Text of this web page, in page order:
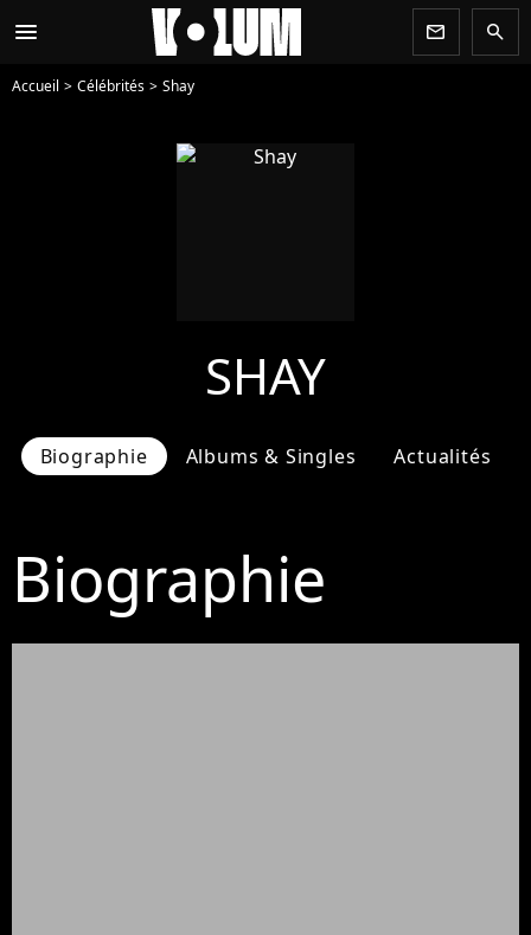
menu newsletter search
Accueil Célébrités Shay
SHAY
Biographie Albums & Singles Actualités
Biographie